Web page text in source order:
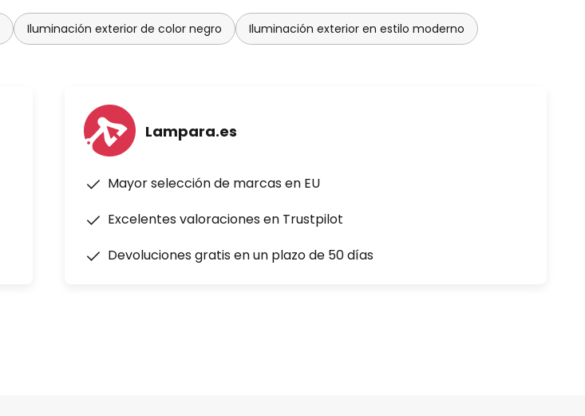
Iluminación exterior de color negro Iluminación exterior en estilo moderno
Lampara.es
Mayor selección de marcas en EU
Excelentes valoraciones en Trustpilot
Devoluciones gratis en un plazo de 50 días